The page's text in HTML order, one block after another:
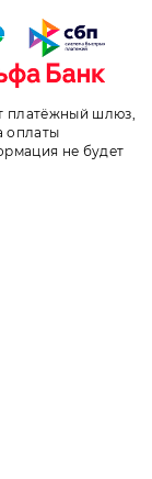
платёжный шлюз,
оплаты
не будет